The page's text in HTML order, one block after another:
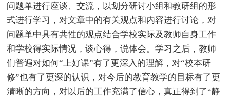
问题单进行座谈、交流，以划分研讨小组和教研组的形
式进行学习，对文章中的有关观点和内容进行讨论，对
问题单中具有共性的观点结合学校实际及教师自身工作
和学校得实际情况，谈心得，说体会。学习之后，教师
们普遍对如何“上好课”有了更深入的理解，对“校本研
修”也有了更深的认识，对今后的教育教学的目标有了更
清晰的方向，对以后的工作充满了信心，真正得到了“静